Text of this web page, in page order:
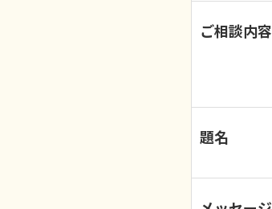
ご相談内容
題名